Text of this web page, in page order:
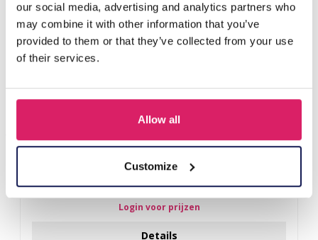
our social media, advertising and analytics partners who
may combine it with other information that you’ve
provided to them or that they’ve collected from your use
of their services.
Allow all
Customize
Login voor prijzen
Details